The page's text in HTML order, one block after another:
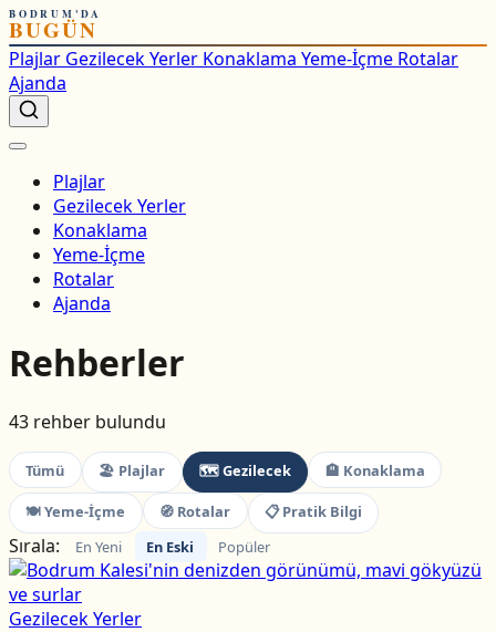
BODRUM'DA
BUGÜN
Plajlar Gezilecek Yerler Konaklama Yeme-İçme Rotalar
Ajanda
Plajlar
Gezilecek Yerler
Konaklama
Yeme-İçme
Rotalar
Ajanda
Rehberler
43 rehber bulundu
Tümü 🏖 Plajlar 🗺 Gezilecek 🏨 Konaklama
🍽 Yeme-İçme 🧭 Rotalar 📋 Pratik Bilgi
Sırala: En Yeni En Eski Popüler
Gezilecek Yerler